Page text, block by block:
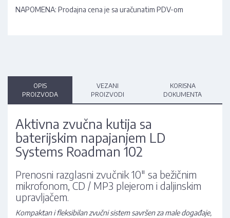
NAPOMENA: Prodajna cena je sa uračunatim PDV-om
OPIS
PROIZVODA
VEZANI
PROIZVODI
KORISNA
DOKUMENTA
Aktivna zvučna kutija sa
baterijskim napajanjem LD
Systems Roadman 102
Prenosni razglasni zvučnik 10" sa bežičnim
mikrofonom, CD / MP3 plejerom i daljinskim
upravljačem.
Kompaktan i fleksibilan zvučni sistem savršen za male događaje,